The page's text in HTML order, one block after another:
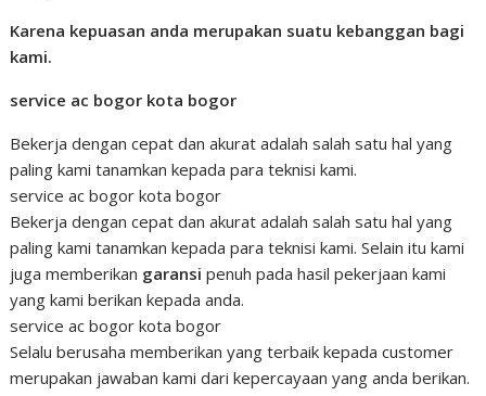
Karena kepuasan anda merupakan suatu kebanggan bagi
kami.
service ac bogor kota bogor
Bekerja dengan cepat dan akurat adalah salah satu hal yang
paling kami tanamkan kepada para teknisi kami.
service ac bogor kota bogor
Bekerja dengan cepat dan akurat adalah salah satu hal yang
paling kami tanamkan kepada para teknisi kami. Selain itu kami
juga memberikan garansi penuh pada hasil pekerjaan kami
yang kami berikan kepada anda.
service ac bogor kota bogor
Selalu berusaha memberikan yang terbaik kepada customer
merupakan jawaban kami dari kepercayaan yang anda berikan.